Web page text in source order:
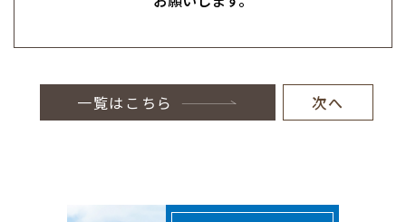
お客様の個人情報を安全に管理・運営するよう鋭意努力して
おり、個人情報への外部からの不正なアクセス、個人情報の
紛失・毀損・破壊・改ざん・漏えい、社外への不正な流出な
一覧はこちら 次へ